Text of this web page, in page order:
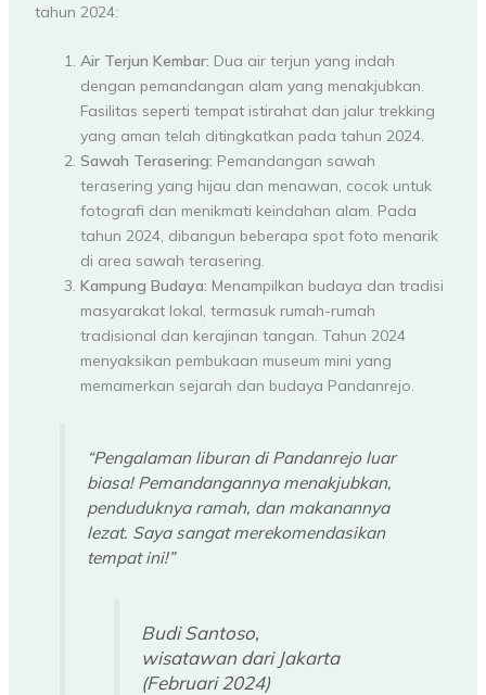
tahun 2024:
Air Terjun Kembar: Dua air terjun yang indah
dengan pemandangan alam yang menakjubkan.
Fasilitas seperti tempat istirahat dan jalur trekking
yang aman telah ditingkatkan pada tahun 2024.
Sawah Terasering: Pemandangan sawah
terasering yang hijau dan menawan, cocok untuk
fotografi dan menikmati keindahan alam. Pada
tahun 2024, dibangun beberapa spot foto menarik
di area sawah terasering.
Kampung Budaya: Menampilkan budaya dan tradisi
masyarakat lokal, termasuk rumah-rumah
tradisional dan kerajinan tangan. Tahun 2024
menyaksikan pembukaan museum mini yang
memamerkan sejarah dan budaya Pandanrejo.
“Pengalaman liburan di Pandanrejo luar
biasa! Pemandangannya menakjubkan,
penduduknya ramah, dan makanannya
lezat. Saya sangat merekomendasikan
tempat ini!”
Budi Santoso,
wisatawan dari Jakarta
(Februari 2024)